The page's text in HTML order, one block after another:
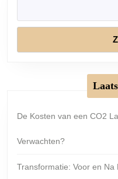
De Kosten van een CO2
Verwachten?
Transformatie: Voor en